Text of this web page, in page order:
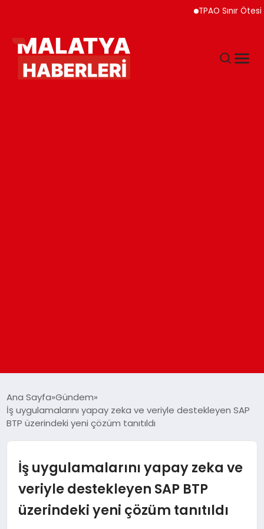
TPAO Sınır Ötesi
GÜNDEM
DÜNYA
EĞITIM
Ana Sayfa Gündem
İş uygulamalarını yapay zeka ve veriyle destekleyen SAP
BTP üzerindeki yeni çözüm tanıtıldı
İş uygulamalarını yapay zeka ve
veriyle destekleyen SAP BTP
üzerindeki yeni çözüm tanıtıldı